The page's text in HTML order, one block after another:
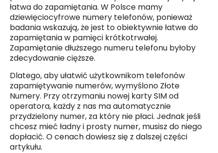
łatwa do zapamiętania. W Polsce mamy
dziewięciocyfrowe numery telefonów, ponieważ
badania wskazują, że jest to obiektywnie łatwe do
zapamiętania w pamięci krótkotrwałej.
Zapamiętanie dłuższego numeru telefonu byłoby
zdecydowanie cięższe.
Dlatego, aby ułatwić użytkownikom telefonów
zapamiętywanie numerów, wymyślono Złote
Numery. Przy otrzymaniu nowej karty SIM od
operatora, każdy z nas ma automatycznie
przydzielony numer, za który nie płaci. Jednak jeśli
chcesz mieć ładny i prosty numer, musisz do niego
dopłacić. O cenach dowiesz się z dalszej części
artykułu.